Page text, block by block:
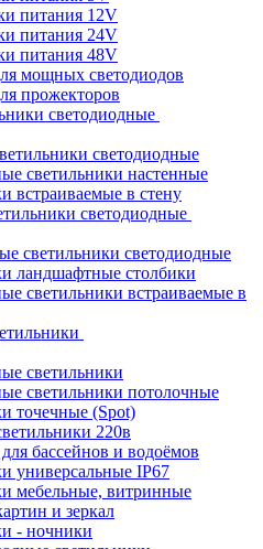
питания 12V
питания 24V
питания 48V
мощных светодиодов
прожекторов
светодиодные
светодиодные
светильники настенные
встраиваемые в стену
светодиодные
светильники светодиодные
ландшафтные столбики
светильники встраиваемые в
светильники
светильники потолочные
точечные (Spot)
220в
бассейнов и водоёмов
универсальные IP67
мебельные, витринные
и зеркал
- ночники